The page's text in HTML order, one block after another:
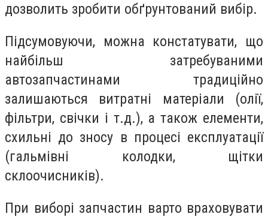
дозволить зробити обґрунтований вибір.
Підсумовуючи, можна констатувати, що
найбільш затребуваними
автозапчастинами традиційно
залишаються витратні матеріали (олії,
фільтри, свічки і т.д.), а також елементи,
схильні до зносу в процесі експлуатації
(гальмівні колодки, щітки
склоочисників).
При виборі запчастин варто враховувати